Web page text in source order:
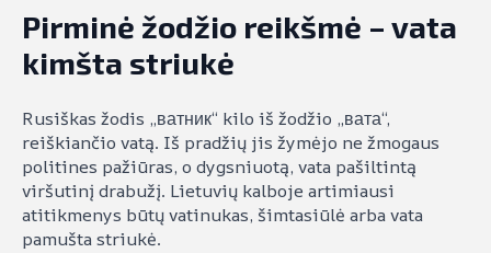
Pirminė žodžio reikšmė – vata
kimšta striukė
Rusiškas žodis „ватник“ kilo iš žodžio „вата“,
reiškiančio vatą. Iš pradžių jis žymėjo ne žmogaus
politines pažiūras, o dygsniuotą, vata pašiltintą
viršutinį drabužį. Lietuvių kalboje artimiausi
atitikmenys būtų vatinukas, šimtasiūlė arba vata
pamušta striukė.